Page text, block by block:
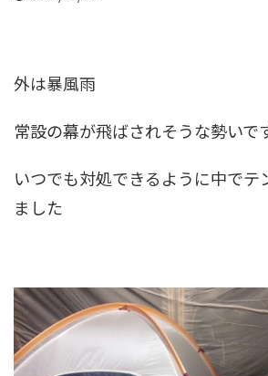
外は暴風雨
常設の幕が飛ばされそうな勢いで
いつでも対処できるように中でテ
ました